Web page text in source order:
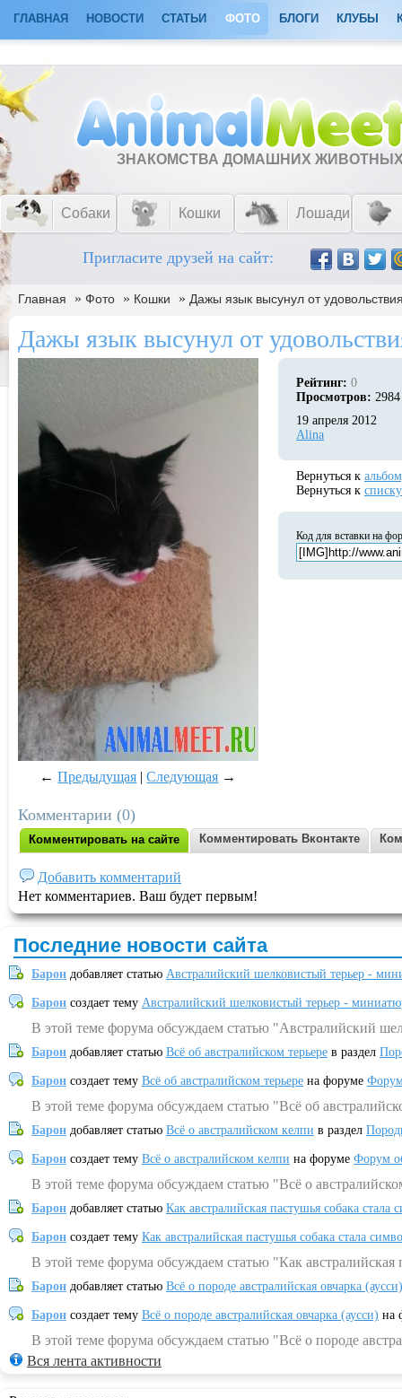
ГЛАВНАЯ НОВОСТИ СТАТЬИ ФОТО БЛОГИ КЛУБЫ
ЗНАКОМСТВА ДОМАШНИХ
Собаки Кошки Лошади
Пригласите друзей на сайт:
Главная » Фото » Кошки » Дажы язык высунул от
Дажы язык высунул от
←Предыдущая |Следующая →
Рейтинг: 0
Просмотров: 2984
19 апреля 2012
Alina
Вернуться к
Вернуться к
Код для вставки на
Комментарии (0)
Комментировать на сайте Комментировать Вконтакте
Добавить комментарий
Нет комментариев. Ваш будет первым!
Последние новости сайта
Барон добавляет статью Австралийский шелковистый терьер -
Барон создает тему Австралийский шелковистый терьер -
В этой теме форума обсуждаем статью "Австралийский
Барон добавляет статью Всё об австралийском терьере в раздел
Барон создает тему Всё об австралийском терьере на форуме
В этой теме форума обсуждаем статью "Всё об
Барон добавляет статью Всё о австралийском келпи в раздел
Барон создает тему Всё о австралийском келпи на форуме Форум
В этой теме форума обсуждаем статью "Всё о
Барон добавляет статью Как австралийская пастушья собака
Барон создает тему Как австралийская пастушья собака стала
В этой теме форума обсуждаем статью "Как
Барон добавляет статью Всё о породе австралийская овчарка (аусси)
Барон создает тему Всё о породе австралийская овчарка (аусси) на
В этой теме форума обсуждаем статью "Всё о породе
Вся лента активности